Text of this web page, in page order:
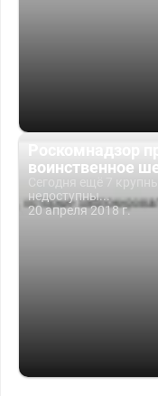
воинственное
Сегодня ещё 7
недоступны...
20 апреля 2018 г.